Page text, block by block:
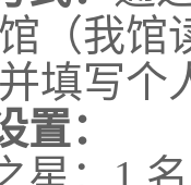
（我馆
填写个
置：